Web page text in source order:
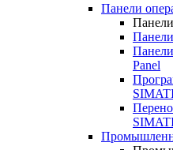
Панели
Panel